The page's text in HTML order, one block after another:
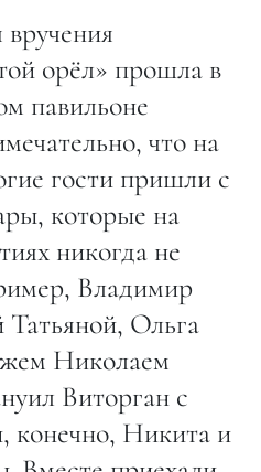
орёл» прошла в
павильоне
что на
гости пришли с
которые на
никогда не
Владимир
Ольга
Николаем
Виторган с
конечно, Никита и